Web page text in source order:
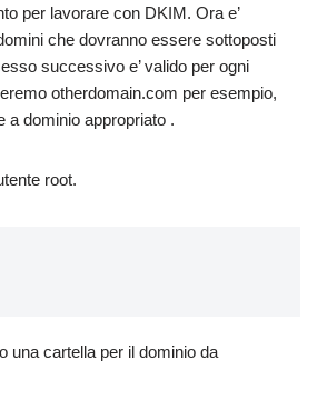
per lavorare con DKIM. Ora e’
che dovranno essere sottoposti
successivo e’ valido per ogni
otherdomain.com per esempio,
a dominio appropriato .
root.
una cartella per il dominio da